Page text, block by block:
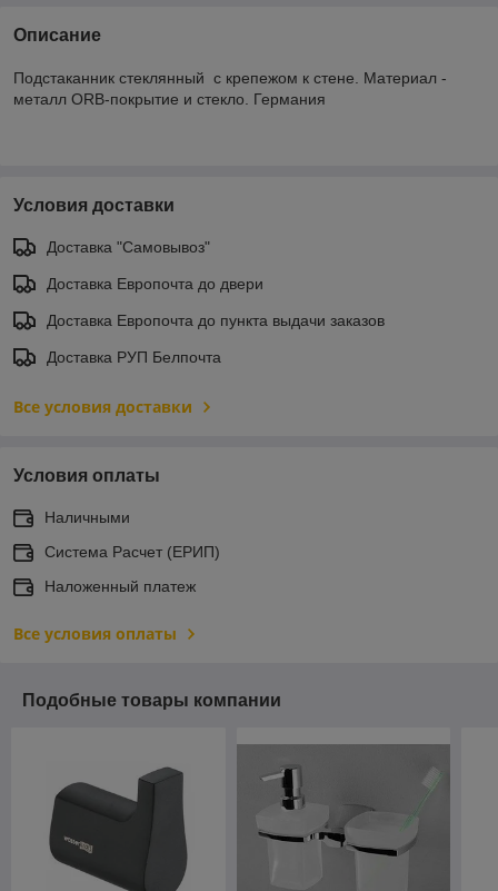
Описание
Подстаканник стеклянный с крепежом к стене. Материал -
металл ORB-покрытие и стекло. Германия
Условия доставки
Доставка "Самовывоз"
Доставка Европочта до двери
Доставка Европочта до пункта выдачи заказов
Доставка РУП Белпочта
Все условия доставки
Условия оплаты
Наличными
Система Расчет (ЕРИП)
Наложенный платеж
Все условия оплаты
Подобные товары компании